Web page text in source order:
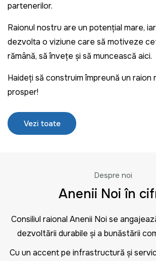
partenerilor.
Raionul nostru are un potențial mare,
dezvolta o viziune care să motiveze
rămână, să învețe și să muncească aici.
Haideți să construim împreună un raion
prosper!
Vezi toate
Despre noi
Anenii Noi în
Consiliul raional Anenii Noi se
dezvoltării durabile și a bunăstării
Cu un accent pe infrastructură și